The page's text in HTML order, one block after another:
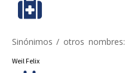
Sinónimos / otros nombres:
Weil Felix